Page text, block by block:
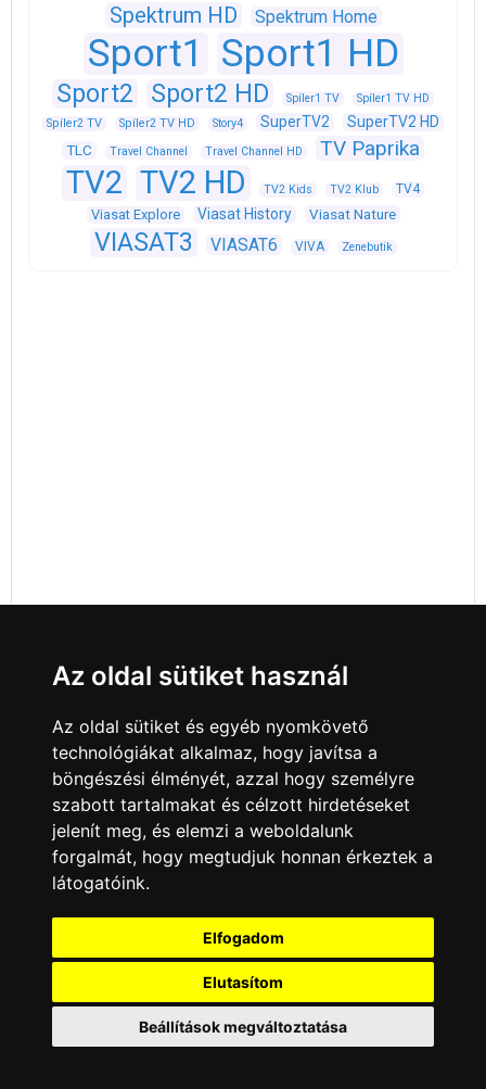
Spektrum HD
Spektrum Home
Sport1 Sport1 HD
Sport2 Sport2 HD Spíler1 TV
Spíler1 TV HD
Spíler2 TV
Spíler2 TV HD Story4 SuperTV2 SuperTV2 HD
TLC Travel Channel Travel Channel HD TV Paprika
TV2 TV2 HD TV2 Kids TV2 Klub TV4
Viasat Explore Viasat History Viasat Nature
VIASAT3 VIASAT6 VIVA Zenebutik
Minden jog fenntartva © 2008 - 2026
A csatornák a műsorváltoztatás jogát
fenntartják! A portál üzemeltetője semmiféle
felelősséget nem vállal a weboldalon
megjelentetett hirdetések tartalmáért, illetve a
hirdetésekhez feltöltött képekért!
Az oldal sütiket használ
Az oldal sütiket és egyéb nyomkövető
technológiákat alkalmaz, hogy javítsa a
böngészési élményét, azzal hogy személyre
szabott tartalmakat és célzott hirdetéseket
jelenít meg, és elemzi a weboldalunk
forgalmát, hogy megtudjuk honnan érkeztek a
látogatóink.
Elfogadom
Elutasítom
Beállítások megváltoztatása